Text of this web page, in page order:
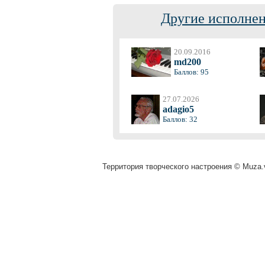
Другие
20.09.2016
md200
Баллов: 95
27.07.2026
adagio5
Баллов: 32
Территория творческого настроения ©